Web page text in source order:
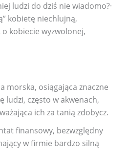
ludzi do dziś nie wiadomo?·
kobietę niechlujną,
kobiecie wyzwolonej,
morska, osiągająca znaczne
ludzi, często w akwenach,
ich za tanią zdobycz.
finansowy, bezwzględny
w firmie bardzo silną